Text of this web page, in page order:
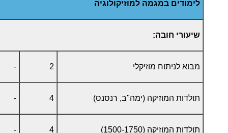
לימודים במגמה למוזיקולוגיה
שיעורי חובה:
מבוא לניתוח מוזיקלי 2
-
תולדות המוזיקה (ימה"ב, רנסנס) 4
-
תולדות המוזיקה (1500-1750) 4
-